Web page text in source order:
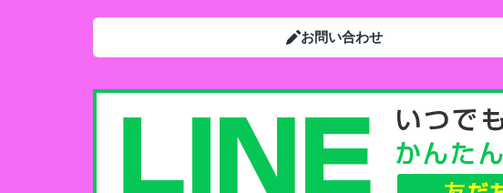
お問い合わせ